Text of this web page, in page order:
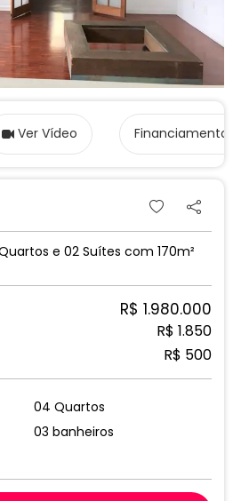
Ver Vídeo Financiamento
e 02 Suítes com 170m²
R$ 1.980.000
R$ 1.850
R$ 500
04 Quartos
03 banheiros